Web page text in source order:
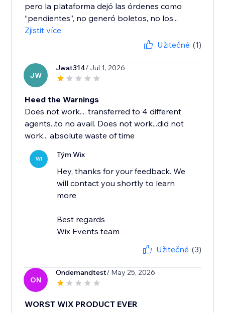
pero la plataforma dejó las órdenes como
“pendientes”, no generó boletos, no los...
Zjistit více
Užitečné (1)
JW
Jwat314/ Jul 1, 2026
Heed the Warnings
Does not work.... transferred to 4 different
agents...to no avail. Does not work...did not
work... absolute waste of time
WI Tým Wix
Hey, thanks for your feedback. We
will contact you shortly to learn
more
Best regards
Wix Events team
Užitečné (3)
ON
Ondemandtest/ May 25, 2026
WORST WIX PRODUCT EVER